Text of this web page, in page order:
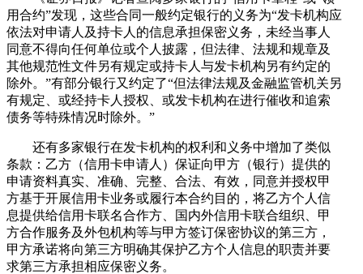
用合约”发现，这些合同一般约定银行的义务为“发卡机构应
依法对申请人及持卡人的信息承担保密义务，未经当事人
同意不得向任何单位或个人披露，但法律、法规和规章及
其他规范性文件另有规定或持卡人与发卡机构另有约定的
除外。”有部分银行又约定了“但法律法规及金融监管机关另
有规定、或经持卡人授权、或发卡机构在进行催收和追索
债务等特殊情况时除外。”
还有多家银行在发卡机构的权利和义务中增加了类似
条款：乙方（信用卡申请人）保证向甲方（银行）提供的
申请资料真实、准确、完整、合法、有效，同意并授权甲
方基于开展信用卡业务或履行本合约目的，将乙方个人信
息提供给信用卡联名合作方、国内外信用卡联合组织、甲
方合作服务及外包机构等与甲方签订保密协议的第三方，
甲方承诺将向第三方明确其保护乙方个人信息的职责并要
求第三方承担相应保密义务。